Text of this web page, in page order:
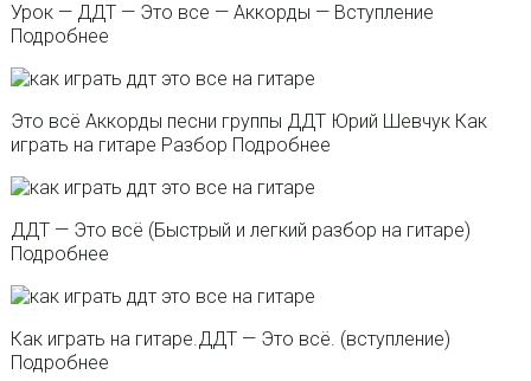
Урок — ДДТ — Это все — Аккорды — Вступление
Подробнее
Это всё Аккорды песни группы ДДТ Юрий Шевчук Как
играть на гитаре Разбор Подробнее
ДДТ — Это всё (Быстрый и легкий разбор на гитаре)
Подробнее
Как играть на гитаре.ДДТ — Это всё. (вступление)
Подробнее